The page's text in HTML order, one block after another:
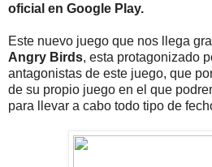
oficial en Google Play.
Este nuevo juego que nos llega
Angry Birds, esta protagonizado
antagonistas de este juego, que
de su propio juego en el que
para llevar a cabo todo tipo de